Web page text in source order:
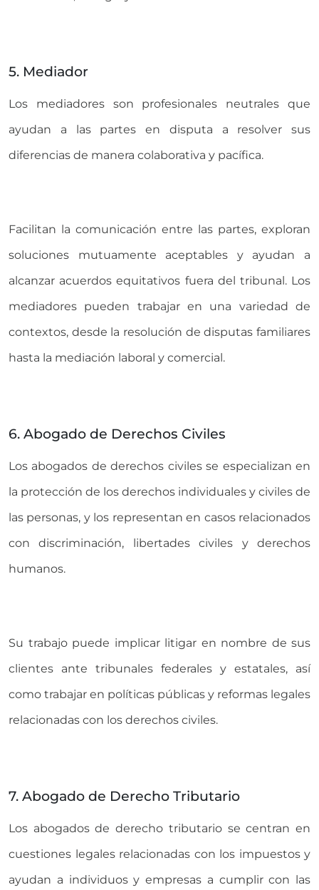
5. Mediador
Los mediadores son profesionales neutrales que
ayudan a las partes en disputa a resolver sus
diferencias de manera colaborativa y pacífica.
Facilitan la comunicación entre las partes, exploran
soluciones mutuamente aceptables y ayudan a
alcanzar acuerdos equitativos fuera del tribunal. Los
mediadores pueden trabajar en una variedad de
contextos, desde la resolución de disputas familiares
hasta la mediación laboral y comercial.
6. Abogado de Derechos Civiles
Los abogados de derechos civiles se especializan en
la protección de los derechos individuales y civiles de
las personas, y los representan en casos relacionados
con discriminación, libertades civiles y derechos
humanos.
Su trabajo puede implicar litigar en nombre de sus
clientes ante tribunales federales y estatales, así
como trabajar en políticas públicas y reformas legales
relacionadas con los derechos civiles.
7. Abogado de Derecho Tributario
Los abogados de derecho tributario se centran en
cuestiones legales relacionadas con los impuestos y
ayudan a individuos y empresas a cumplir con las